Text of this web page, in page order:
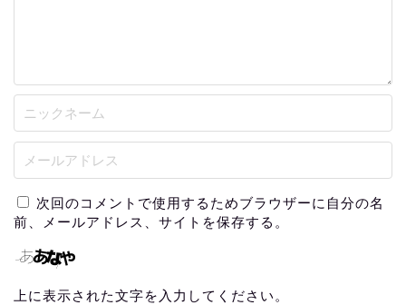
次回のコメントで使用するためブラウザーに自分の名
前、メールアドレス、サイトを保存する。
上に表示された文字を入力してください。